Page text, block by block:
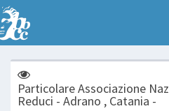
Particolare Associazione
Reduci - Adrano , Catania -